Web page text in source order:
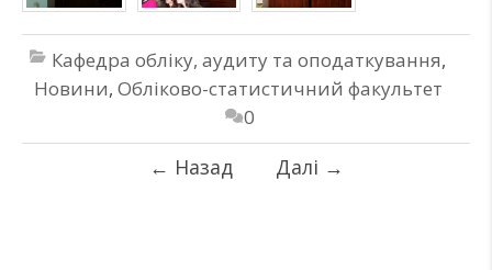
Кафедра обліку, аудиту та оподаткування,
Новини, Обліково-статистичний факультет
0
← Назад Далі →